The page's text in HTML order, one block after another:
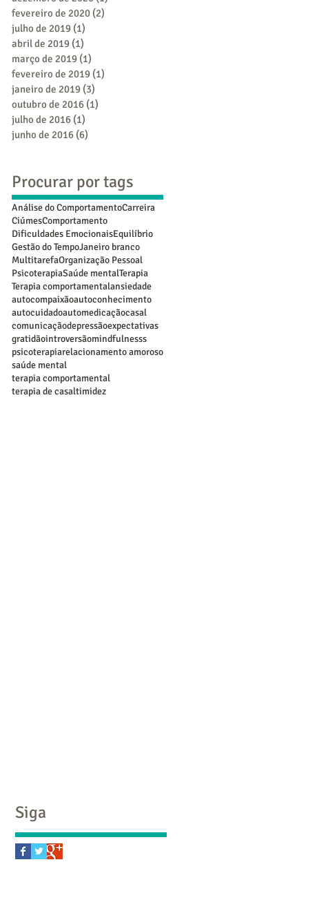
fevereiro de 2020 (2)
julho de 2019 (1)
abril de 2019 (1)
março de 2019 (1)
fevereiro de 2019 (1)
janeiro de 2019 (3)
outubro de 2016 (1)
julho de 2016 (1)
junho de 2016 (6)
Procurar por tags
Análise do ComportamentoCarreira
CiúmesComportamento
Dificuldades EmocionaisEquilíbrio
Gestão do TempoJaneiro branco
MultitarefaOrganização Pessoal
PsicoterapiaSaúde mentalTerapia
Terapia comportamentalansiedade
autocompaixãoautoconhecimento
autocuidadoautomedicaçãocasal
comunicaçãodepressãoexpectativas
gratidãointroversãomindfulnesss
psicoterapiarelacionamento amoroso
saúde mental
terapia comportamental
terapia de casaltimidez
Siga